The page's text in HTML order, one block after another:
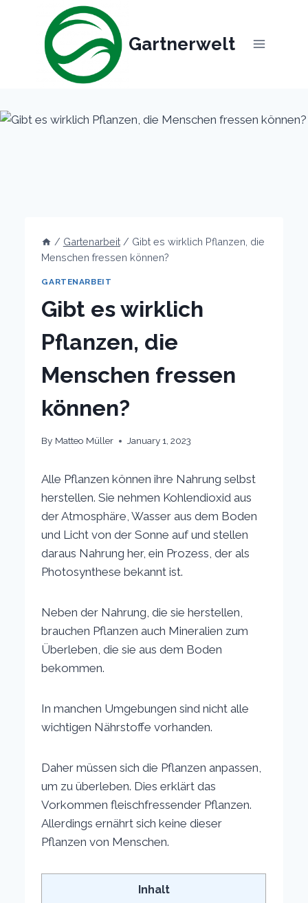
Gartnerwelt
/ Gartenarbeit / Gibt es wirklich Pflanzen, die
Menschen fressen können?
GARTENARBEIT
Gibt es wirklich
Pflanzen, die
Menschen fressen
können?
By Matteo Müller January 1, 2023
Alle Pflanzen können ihre Nahrung selbst
herstellen. Sie nehmen Kohlendioxid aus
der Atmosphäre, Wasser aus dem Boden
und Licht von der Sonne auf und stellen
daraus Nahrung her, ein Prozess, der als
Photosynthese bekannt ist.
Neben der Nahrung, die sie herstellen,
brauchen Pflanzen auch Mineralien zum
Überleben, die sie aus dem Boden
bekommen.
In manchen Umgebungen sind nicht alle
wichtigen Nährstoffe vorhanden.
Daher müssen sich die Pflanzen anpassen,
um zu überleben. Dies erklärt das
Vorkommen fleischfressender Pflanzen.
Allerdings ernährt sich keine dieser
Pflanzen von Menschen.
Inhalt